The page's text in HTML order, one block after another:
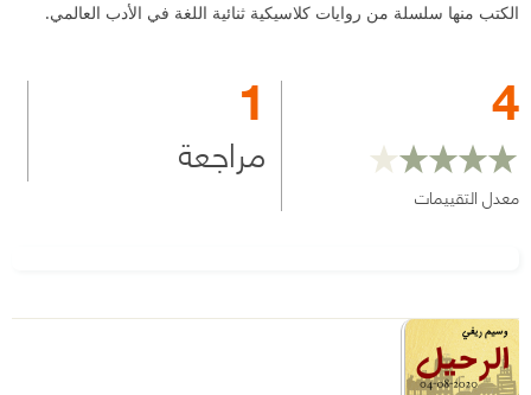
الكتب منها سلسلة من روايات كلاسيكية ثنائية اللغة في الأدب العالمي.
4
معدل التقييمات
1
مراجعة